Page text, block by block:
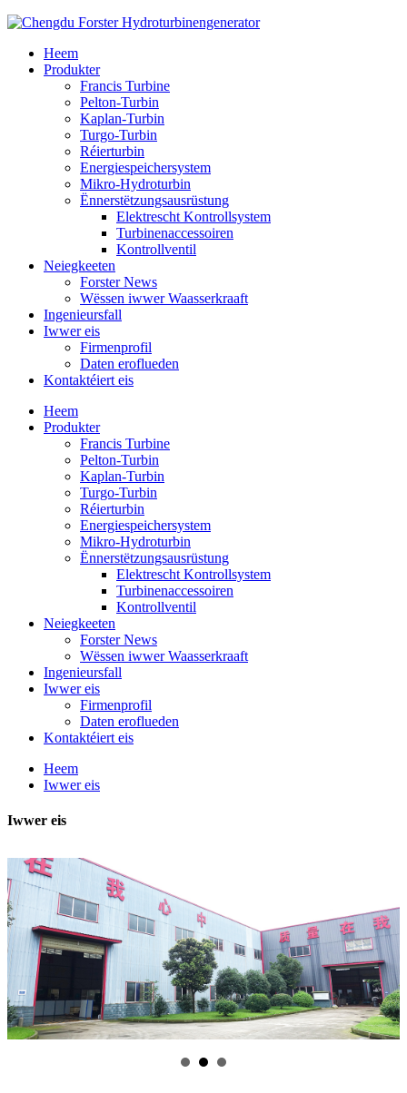
Heem
Produkter
Francis Turbine
Pelton-Turbin
Kaplan-Turbin
Turgo-Turbin
Réierturbin
Energiespeichersystem
Mikro-Hydroturbin
Ënnerstëtzungsausrüstung
Elektrescht Kontrollsystem
Turbinenaccessoiren
Kontrollventil
Neiegkeeten
Forster News
Wëssen iwwer Waasserkraaft
Ingenieursfall
Iwwer eis
Firmenprofil
Daten eroflueden
Kontaktéiert eis
Heem
Produkter
Francis Turbine
Pelton-Turbin
Kaplan-Turbin
Turgo-Turbin
Réierturbin
Energiespeichersystem
Mikro-Hydroturbin
Ënnerstëtzungsausrüstung
Elektrescht Kontrollsystem
Turbinenaccessoiren
Kontrollventil
Neiegkeeten
Forster News
Wëssen iwwer Waasserkraaft
Ingenieursfall
Iwwer eis
Firmenprofil
Daten eroflueden
Kontaktéiert eis
Heem
Iwwer eis
Iwwer eis